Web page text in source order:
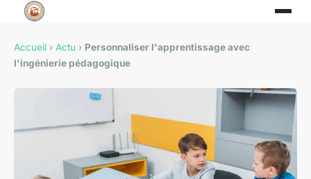
Accueil › Actu › Personnaliser l'apprentissage avec
l'ingénierie pédagogique